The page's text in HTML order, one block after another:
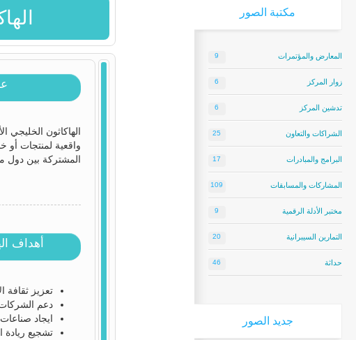
الهاكاثون
واقعية لمنتجات أو
المشتركة بين دول
أهداف
تعزيز ثقافة
دعم
ايجاد
تشجيع ريادة
مكتبة الصور
المعارض والمؤتمرات 9
زوار المركز 6
تدشين المركز 6
الشراكات والتعاون 25
البرامج والمبادرات 17
المشاركات والمسابقات 109
مختبر الأدلة الرقمية 9
التمارين السيبرانية 20
حداثة 46
جديد الصور